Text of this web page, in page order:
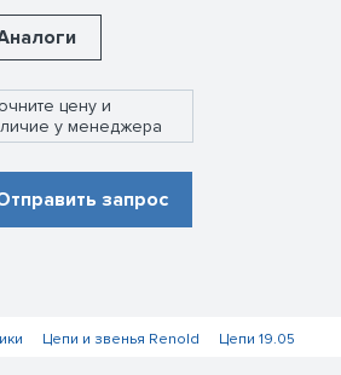
цену и
у менеджера
запрос
Цепи и звенья Renold Цепи 19.05